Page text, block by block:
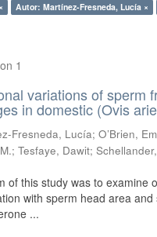
Autor: Martínez-Fresneda, Lucía ×
1
variations of sperm
in domestic (Ovis
Fresneda, Lucía;O’Brien,
;Tesfaye, Dawit;
of this study was to examine
with sperm head area
...